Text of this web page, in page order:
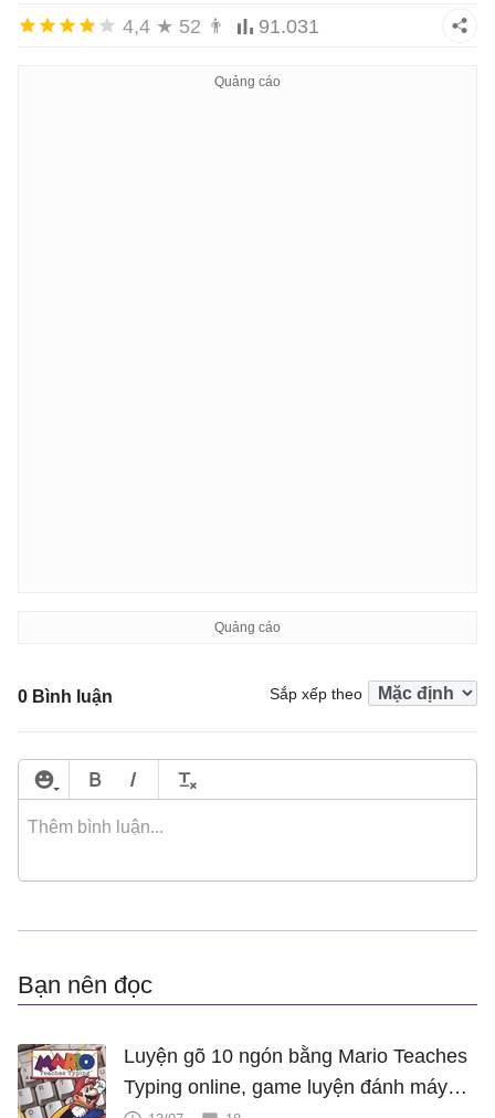
4,4 ★ 52 👨 91.031
0 Bình luận Sắp xếp theo
Bạn nên đọc
Luyện gõ 10 ngón bằng Mario Teaches
Typing online, game luyện đánh máy